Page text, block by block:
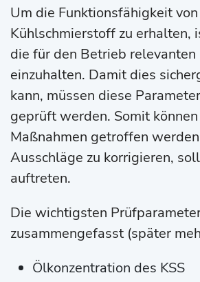
Um die Funktionsfähigkeit von
Kühlschmierstoff zu erhalten,
die für den Betrieb relevanten
einzuhalten. Damit dies
kann, müssen diese
geprüft werden. Somit
Maßnahmen getroffen
Ausschläge zu korrigieren,
auftreten.
Die wichtigsten
zusammengefasst (später
Ölkonzentration des KSS